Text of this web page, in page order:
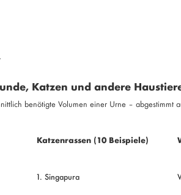
Katzen und andere
benötigte Volumen einer Urne – abgestimmt
Katzenrassen (10 Beispiele)
1. Singapura